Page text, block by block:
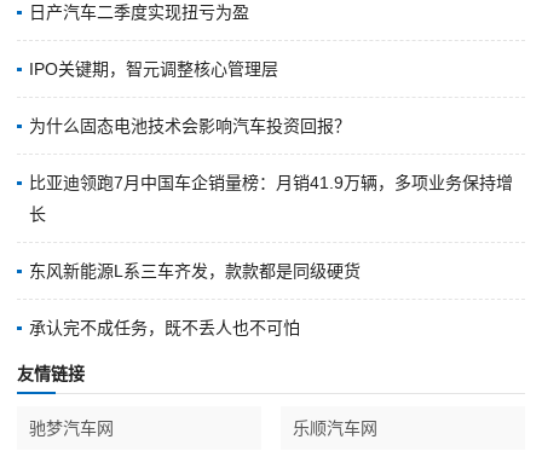
日产汽车二季度实现扭亏为盈
IPO关键期，智元调整核心管理层
为什么固态电池技术会影响汽车投资回报？
比亚迪领跑7月中国车企销量榜：月销41.9万辆，多项业务保持增
长
东风新能源L系三车齐发，款款都是同级硬货
承认完不成任务，既不丢人也不可怕
友情链接
驰梦汽车网 乐顺汽车网